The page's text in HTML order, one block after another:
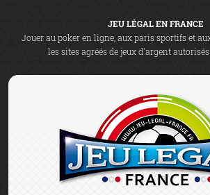
JEU LÉGAL EN FRANCE
Jouer au poker en ligne, aux paris sportifs et
les sites agréés de jeux d'argent